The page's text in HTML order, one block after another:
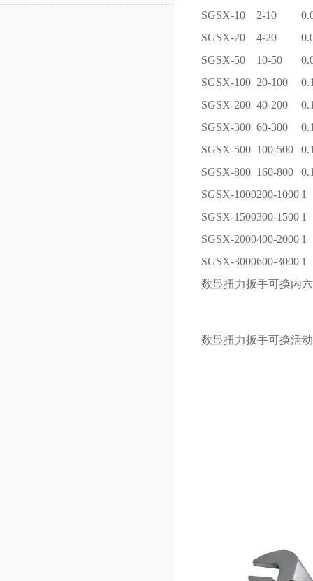
SGSX-10
2-10
SGSX-20
4-20
SGSX-50
10-50
SGSX-100 20-100
SGSX-200 40-200
SGSX-300 60-300
SGSX-500 100-500
SGSX-800 160-800
SGSX-1000200-1000 1
SGSX-1500300-1500 1
SGSX-2000400-2000 1
SGSX-3000600-3000 1
数显扭力扳手可换内
数显扭力扳手可换活